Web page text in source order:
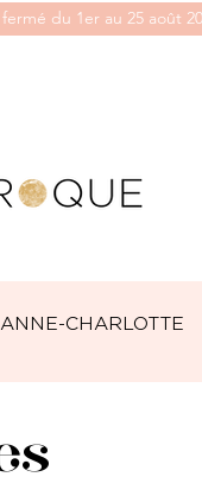
du 1er au 25 août
ANNE-CHARLOTTE